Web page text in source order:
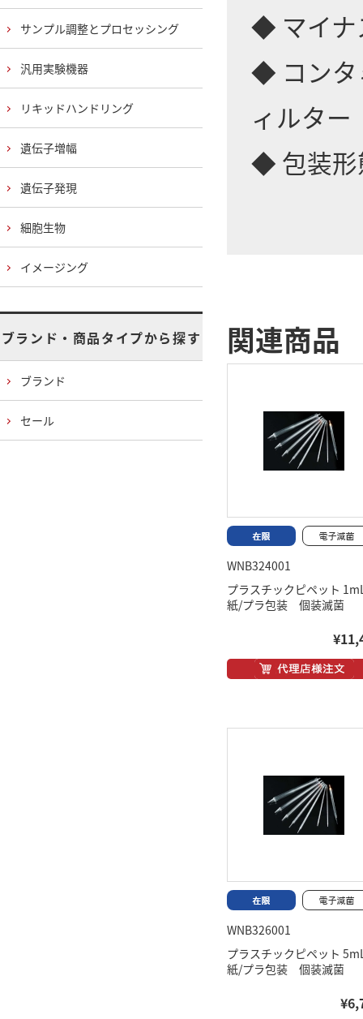
◆ マイナ
◆ コンタ
ィルター
◆ 包装形
関連商品
WNB324001
プラスチックピペット
紙/プラ包装 個装滅菌
WNB326001
プラスチックピペット
紙/プラ包装 個装滅菌
サンプル調整とプロセッシング
汎用実験機器
リキッドハンドリング
遺伝子増幅
遺伝子発現
細胞生物
イメージング
ブランド・商品タイプから探す
ブランド
セール